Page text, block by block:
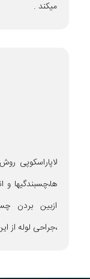
میکند .
لاپاراسکوپی
ها،چسبندگیها و
ازبین بردن
،جراحی لوله از